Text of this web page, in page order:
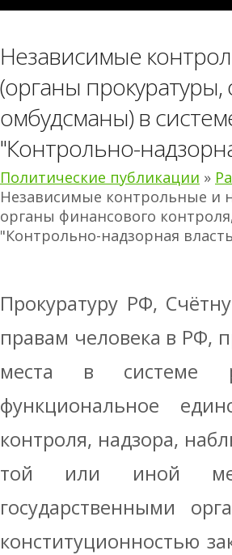
Независимые
(органы
омбудсманы) в
"Контрольно-
Политические публикации »
Независимые контрольные и
органы финансового
"Контрольно-надзорная
Прокуратуру РФ,
правам человека в РФ,
места в системе
функциональное
контроля, надзора,
той или иной
государственными
конституционностью